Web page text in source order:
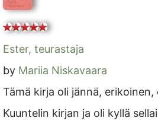
Ester, teurastaja
by Mariia Niskavaara
Tämä kirja oli jännä,
Kuuntelin kirjan ja oli kyllä